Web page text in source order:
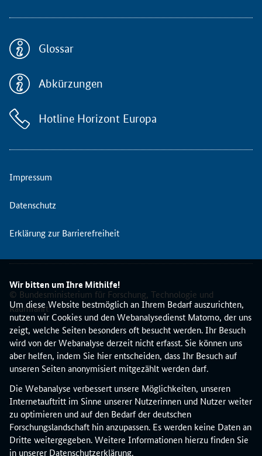
Wir bitten um Ihre Mithilfe!
Um diese Website bestmöglich an Ihrem Bedarf auszurichten,
nutzen wir Cookies und den Webanalysedienst Matomo, der uns
zeigt, welche Seiten besonders oft besucht werden. Ihr Besuch
wird von der Webanalyse derzeit nicht erfasst. Sie können uns
aber helfen, indem Sie hier entscheiden, dass Ihr Besuch auf
unseren Seiten anonymisiert mitgezählt werden darf.
Die Webanalyse verbessert unsere Möglichkeiten, unseren
Internetauftritt im Sinne unserer Nutzerinnen und Nutzer weiter
zu optimieren und auf den Bedarf der deutschen
Forschungslandschaft hin anzupassen. Es werden keine Daten an
Dritte weitergegeben. Weitere Informationen hierzu finden Sie
in unserer Datenschutzerklärung.
h
e
t
i
h
a
p
t
z
e
l
A
n
t
r
a
g
s
e
l
l
e
r
Glossar
Abkürzungen
Hotline Horizont Europa
Impressum
Datenschutz
Erklärung zur Barrierefreiheit
© Bundesministerium für Forschung, Technologie und
Raumfahrt